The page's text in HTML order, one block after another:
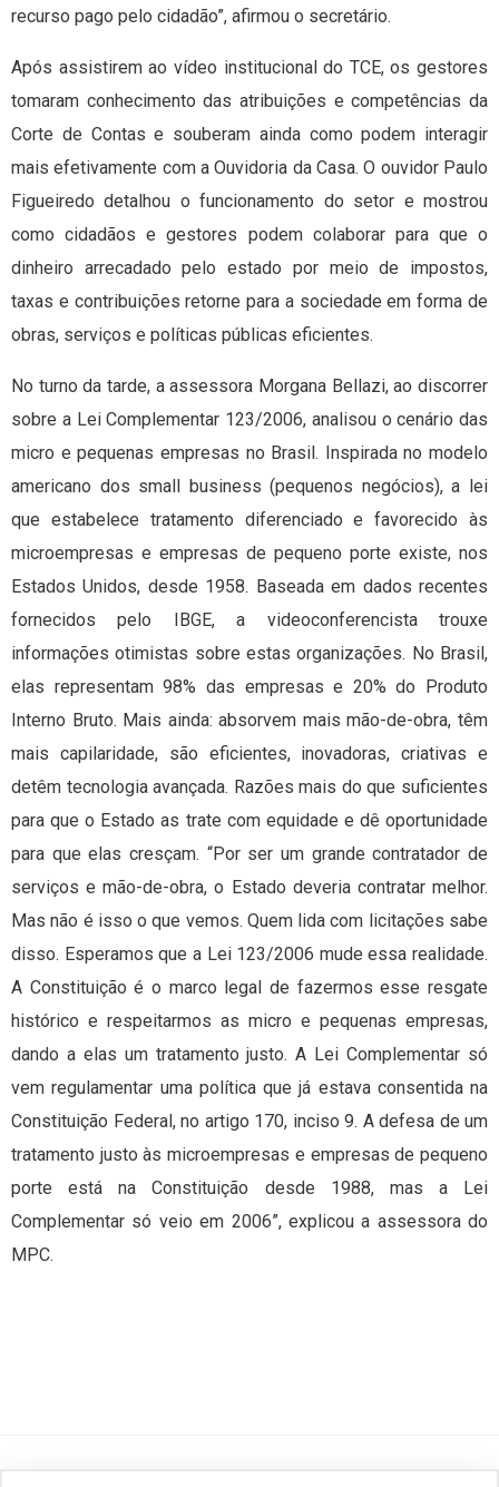
recurso pago pelo cidadão”, afirmou o secretário.
Após assistirem ao vídeo institucional do TCE, os gestores
tomaram conhecimento das atribuições e competências da
Corte de Contas e souberam ainda como podem interagir
mais efetivamente com a Ouvidoria da Casa. O ouvidor Paulo
Figueiredo detalhou o funcionamento do setor e mostrou
como cidadãos e gestores podem colaborar para que o
dinheiro arrecadado pelo estado por meio de impostos,
taxas e contribuições retorne para a sociedade em forma de
obras, serviços e políticas públicas eficientes.
No turno da tarde, a assessora Morgana Bellazi, ao discorrer
sobre a Lei Complementar 123/2006, analisou o cenário das
micro e pequenas empresas no Brasil. Inspirada no modelo
americano dos small business (pequenos negócios), a lei
que estabelece tratamento diferenciado e favorecido às
microempresas e empresas de pequeno porte existe, nos
Estados Unidos, desde 1958. Baseada em dados recentes
fornecidos pelo IBGE, a videoconferencista trouxe
informações otimistas sobre estas organizações. No Brasil,
elas representam 98% das empresas e 20% do Produto
Interno Bruto. Mais ainda: absorvem mais mão-de-obra, têm
mais capilaridade, são eficientes, inovadoras, criativas e
detêm tecnologia avançada. Razões mais do que suficientes
para que o Estado as trate com equidade e dê oportunidade
para que elas cresçam. “Por ser um grande contratador de
serviços e mão-de-obra, o Estado deveria contratar melhor.
Mas não é isso o que vemos. Quem lida com licitações sabe
disso. Esperamos que a Lei 123/2006 mude essa realidade.
A Constituição é o marco legal de fazermos esse resgate
histórico e respeitarmos as micro e pequenas empresas,
dando a elas um tratamento justo. A Lei Complementar só
vem regulamentar uma política que já estava consentida na
Constituição Federal, no artigo 170, inciso 9. A defesa de um
tratamento justo às microempresas e empresas de pequeno
porte está na Constituição desde 1988, mas a Lei
Complementar só veio em 2006”, explicou a assessora do
MPC.